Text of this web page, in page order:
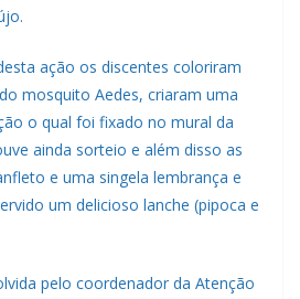
ação os discentes coloriram
mosquito Aedes, criaram uma
o qual foi fixado no mural da
ainda sorteio e além disso as
e uma singela lembrança e
um delicioso lanche (pipoca e
pelo coordenador da Atenção